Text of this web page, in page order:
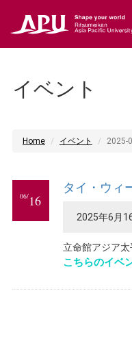
イベント
Home イベント 2025-
06/16
タイ・ウィ
2025年6月
立命館アジア
こちらのイベ